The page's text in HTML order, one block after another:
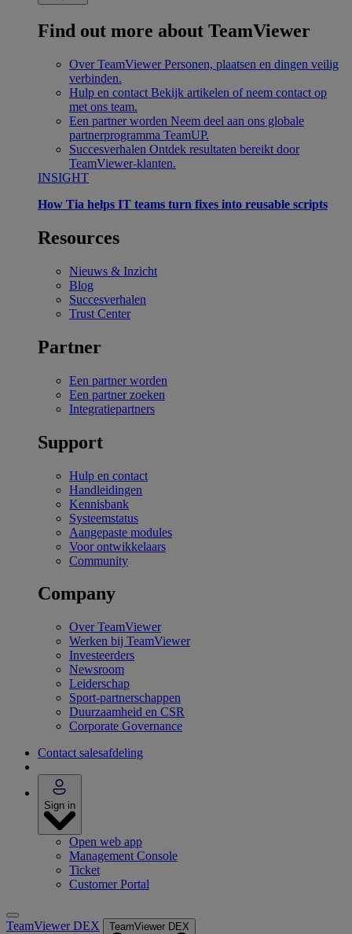
Find out more about TeamViewer
Over TeamViewer Personen, plaatsen en dingen veilig
verbinden.
Hulp en contact Bekijk artikelen of neem contact op
met ons team.
Een partner worden Neem deel aan ons globale
partnerprogramma TeamUP.
Succesverhalen Ontdek resultaten bereikt door
TeamViewer-klanten.
INSIGHT
How Tia helps IT teams turn fixes into reusable scripts
Resources
Nieuws & Inzicht
Blog
Succesverhalen
Trust Center
Partner
Een partner worden
Een partner zoeken
Integratiepartners
Support
Hulp en contact
Handleidingen
Kennisbank
Systeemstatus
Aangepaste modules
Voor ontwikkelaars
Community
Company
Over TeamViewer
Werken bij TeamViewer
Investeerders
Newsroom
Leiderschap
Sport-partnerschappen
Duurzaamheid en CSR
Corporate Governance
Contact salesafdeling
Sign in
Open web app
Management Console
Ticket
Customer Portal
TeamViewer DEX TeamViewer DEX